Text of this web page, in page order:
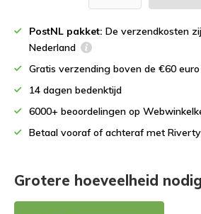
PostNL pakket: De verzendkosten
Nederland
Gratis verzending boven de €60
14 dagen bedenktijd
6000+ beoordelingen op
Betaal vooraf of achteraf met Riverty
Grotere hoeveelheid